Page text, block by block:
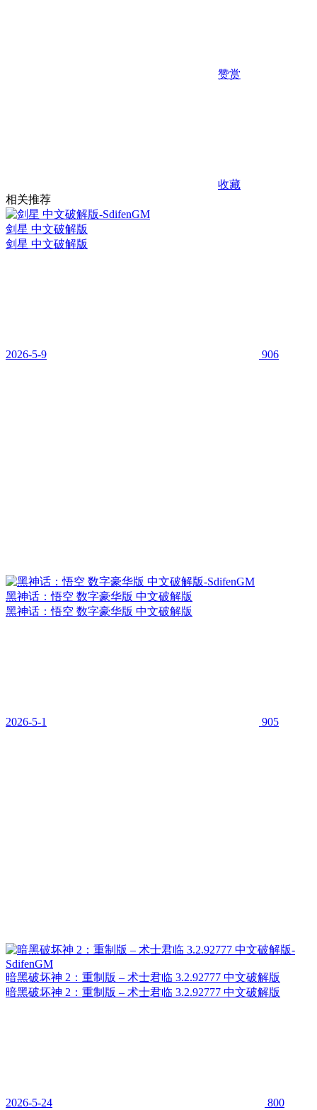
赞赏
收藏
相关推荐
剑星 中文破解版
剑星 中文破解版
2026-5-9 906
黑神话：悟空 数字豪华版 中文破解版
黑神话：悟空 数字豪华版 中文破解版
2026-5-1 905
暗黑破坏神 2：重制版 – 术士君临 3.2.92777 中文破解版
暗黑破坏神 2：重制版 – 术士君临 3.2.92777 中文破解版
2026-5-24 800